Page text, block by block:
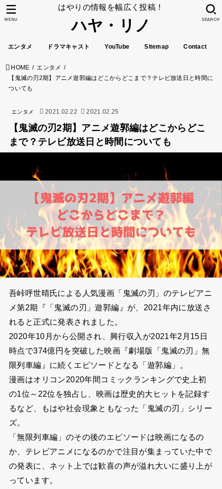
はやりの情報を幅広く投稿！
ハヤ・リノ
エンタメ ドラマキャスト YouTube Sitemap Contact
SEARCH
MENU
HOME
エンタメ
【鬼滅の刃2期】アニメ遊郭編はどこからどこまで？テレビ放送日と時間に
ついても
エンタメ 2021.02.22 2021.02.25
【鬼滅の刃2期】アニメ遊郭編はどこからどこ
まで？テレビ放送日と時間についても
吾峠呼世晴氏による人気漫画「鬼滅の刃」のテレビアニ
メ第2期『「鬼滅の刃」遊郭編』が、2021年内に放送さ
れると正式に発表されました。
2020年10月から公開され、興行収入が2021年2月15日
時点で374億円を突破した映画『劇場版「鬼滅の刃」無
限列車編』に続くエピソードとなる「遊郭編」。
漫画はオリコン2020年間コミックランキングで史上初
の1位～22位を独占し、映画は歴史的大ヒットを記録す
るなど、もはや社会現象ともなった「鬼滅の刃」シリー
ズ。
「無限列車編」のその後のエピソードは映画になるの
か、テレビアニメになるのかで注目が集まっていた中で
の発表に、ネット上では歓喜の声が溢れ大いに盛り上が
っています。